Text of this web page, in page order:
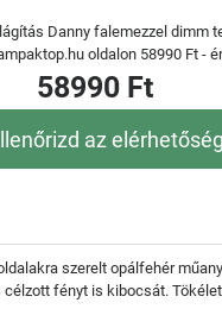
Danny falemezzel dimm
oldalon 58990 Ft -
58990 Ft
az
szerelt opálfehér
fényt is kibocsát.